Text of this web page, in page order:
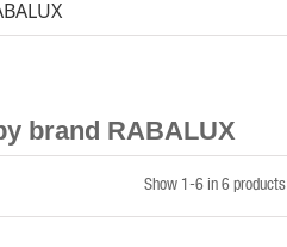
brand RABALUX
Show 1-6 in 6 products.